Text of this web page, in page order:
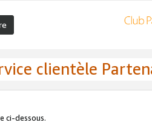
clientèle
ci-dessous.